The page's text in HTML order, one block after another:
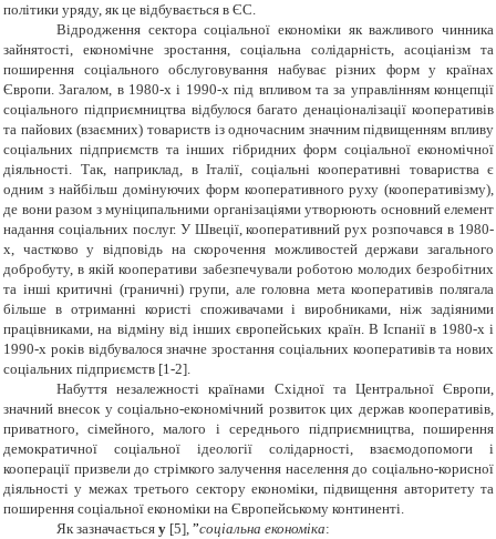
політики уряду, як це відбувається в ЄС.
Відродження сектора соціальної економіки як важливого чинника
зайнятості, економічне зростання, соціальна солідарність, асоціанізм та
поширення соціального обслуговування набуває різних форм у країнах
Європи. Загалом, в 1980-х і 1990-х під впливом та за управлінням концепції
соціального підприємництва відбулося багато денаціоналізації кооперативів
та пайових (взаємних) товариств із одночасним значним підвищенням впливу
соціальних підприємств та інших гібридних форм соціальної економічної
діяльності. Так, наприклад, в Італії, соціальні кооперативні товариства є
одним з найбільш домінуючих форм кооперативного руху (кооперативізму),
де вони разом з муніципальними організаціями утворюють основний елемент
надання соціальних послуг. У Швеції, кооперативний рух розпочався в 1980-
х, частково у відповідь на скорочення можливостей держави загального
добробуту, в якій кооперативи забезпечували роботою молодих безробітних
та інші критичні (граничні) групи, але головна мета кооперативів полягала
більше в отриманні користі споживачами і виробниками, ніж задіяними
працівниками, на відміну від інших європейських країн. В Іспанії в 1980-х і
1990-х років відбувалося значне зростання соціальних кооперативів та нових
соціальних підприємств [1-2].
Набуття незалежності країнами Східної та Центральної Європи,
значний внесок у соціально-економічний розвиток цих держав кооперативів,
приватного, сімейного, малого і середнього підприємництва, поширення
демократичної соціальної ідеології солідарності, взаємодопомоги і
кооперації призвели до стрімкого залучення населення до соціально-корисної
діяльності у межах третього сектору економіки, підвищення авторитету та
поширення соціальної економіки на Європейському континенті.
Як зазначається у [5], ”соціальна економіка: